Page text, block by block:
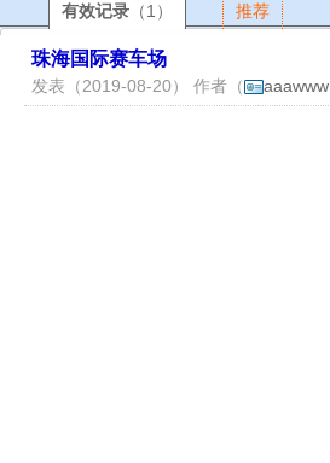
有效记录 （1） 推荐
珠海国际赛车场
发表（2019-08-20） 作者（ aaawww